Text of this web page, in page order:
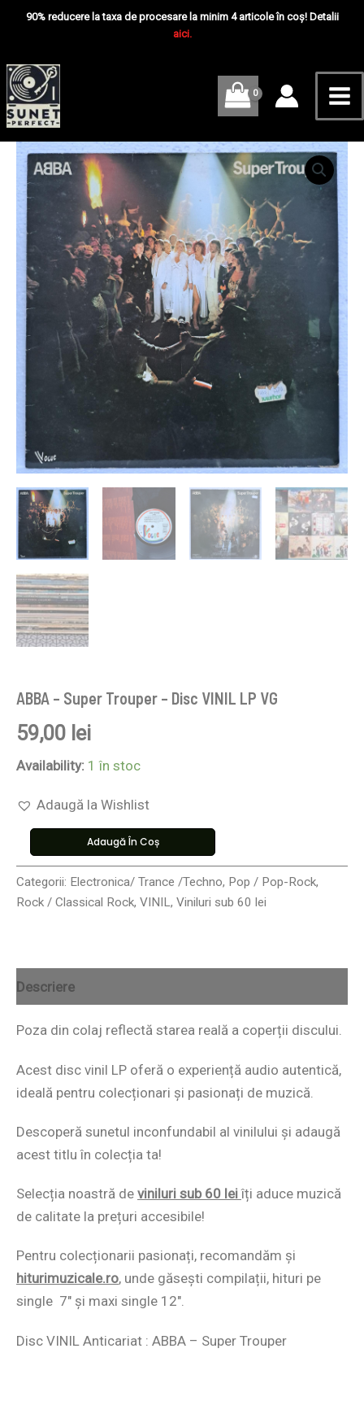
90% reducere la taxa de procesare la minim 4 articole în coș! Detalii
aici.
ABBA ‎– Super Trouper – Disc VINIL LP VG
59,00 lei
Availability: 1 în stoc
Adaugă la Wishlist
Cantitate
ABBA
Super
Trouper
VINIL
LP
VG
Adaugă În Coș
Categorii: Electronica/ Trance /Techno, Pop / Pop-Rock,
Rock / Classical Rock, VINIL, Viniluri sub 60 lei
Descriere
Poza din colaj reflectă starea reală a coperții discului.
Acest disc vinil LP oferă o experiență audio autentică,
ideală pentru colecționari și pasionați de muzică.
Descoperă sunetul inconfundabil al vinilului și adaugă
acest titlu în colecția ta!
Selecția noastră de viniluri sub 60 lei îți aduce muzică
de calitate la prețuri accesibile!
Pentru colecționarii pasionați, recomandăm și
hiturimuzicale.ro, unde găsești compilații, hituri pe
single 7″ și maxi single 12″.
Disc VINIL Anticariat : ABBA ‎– Super Trouper
-